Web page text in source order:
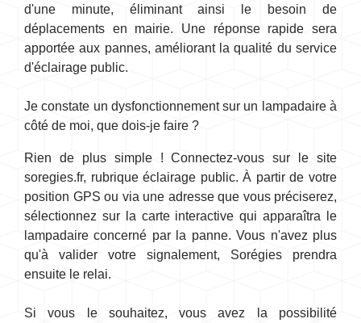
d'une minute, éliminant ainsi le besoin de
déplacements en mairie. Une réponse rapide sera
apportée aux pannes, améliorant la qualité du service
d'éclairage public.
Je constate un dysfonctionnement sur un lampadaire à
côté de moi, que dois-je faire ?
Rien de plus simple ! Connectez-vous sur le site
soregies.fr, rubrique éclairage public. À partir de votre
position GPS ou via une adresse que vous préciserez,
sélectionnez sur la carte interactive qui apparaîtra le
lampadaire concerné par la panne. Vous n'avez plus
qu'à valider votre signalement, Sorégies prendra
ensuite le relai.
Si vous le souhaitez, vous avez la possibilité